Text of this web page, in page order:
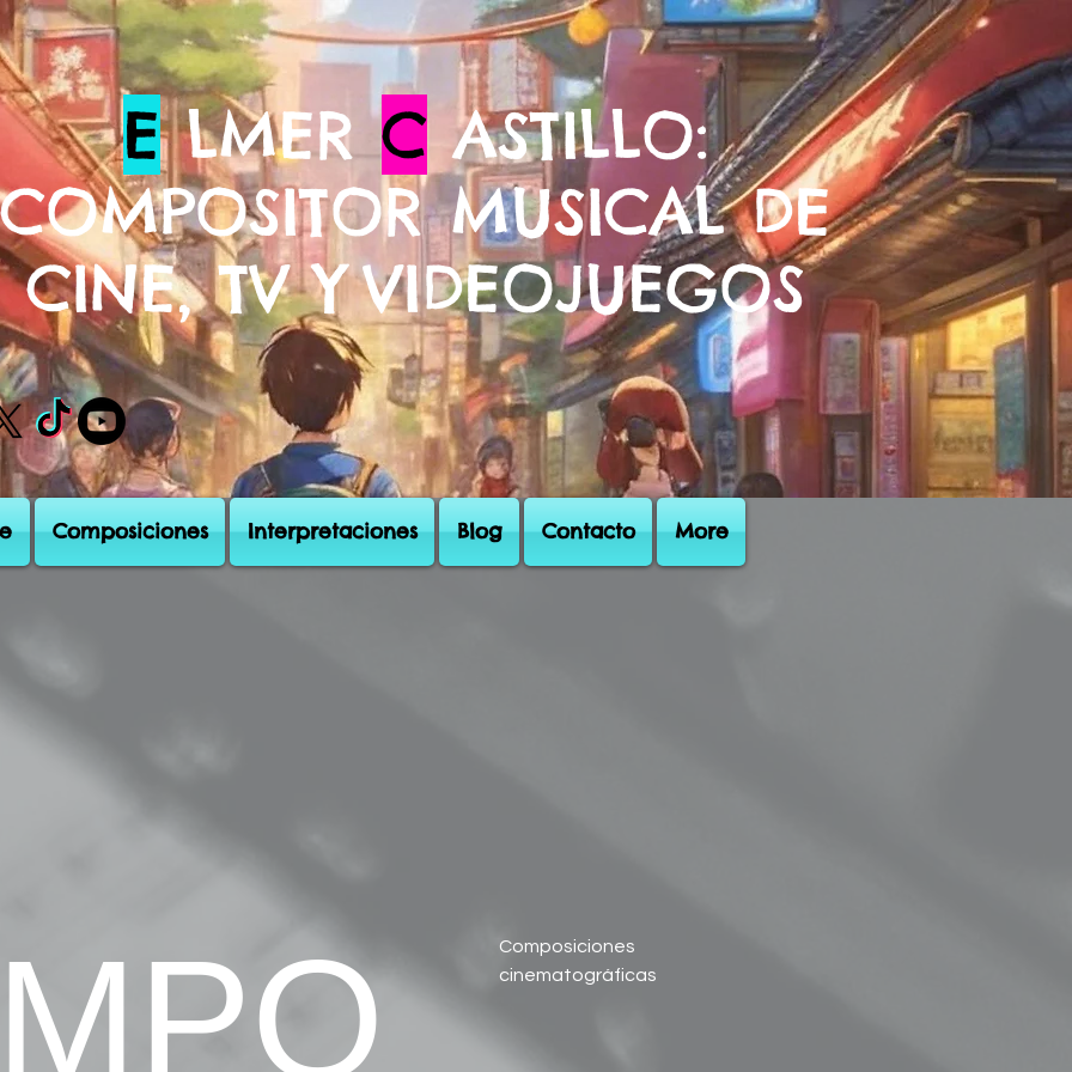
E LMER C ASTILLO:
COMPOSITOR MUSICAL DE
CINE, TV Y VIDEOJUEGOS
Composiciones Interpretaciones Blog Contacto More
Composiciones
cinematográficas